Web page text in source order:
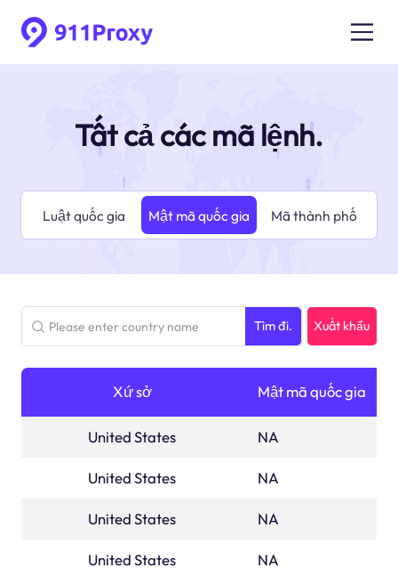
Tất cả các mã lệnh.
Luật quốc gia Mật mã quốc gia Mã thành phố
Tìm đi. Xuất khẩu
Xứ sở Tiểu bang
Mật mã quốc gia
United States ALABAMA
NA
United States ALASKA
NA
United States arizona
NA
United States ARKANSAS
NA